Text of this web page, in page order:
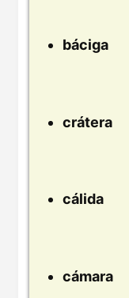
báciga
crátera
cálida
cámara